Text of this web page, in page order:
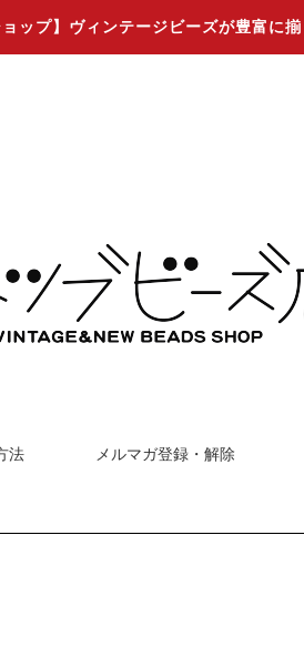
ップ】ヴィンテージビーズが豊富に
法 メルマガ登録・解除